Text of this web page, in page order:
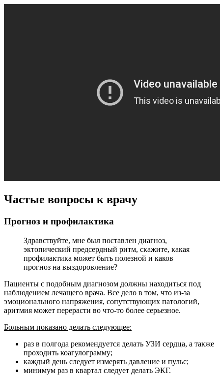
Частые вопросы к врачу
Прогноз и профилактика
Здравствуйте, мне был поставлен диагноз,
эктопический предсердный ритм, скажите, какая
профилактика может быть полезной и каков
прогноз на выздоровление?
Пациенты с подобным диагнозом должны находиться под
наблюдением лечащего врача. Все дело в том, что из-за
эмоционального напряжения, сопутствующих патологий,
аритмия может перерасти во что-то более серьезное.
Больным показано делать следующее:
раз в полгода рекомендуется делать УЗИ сердца, а также
проходить коагулограмму;
каждый день следует измерять давление и пульс;
минимум раз в квартал следует делать ЭКГ.